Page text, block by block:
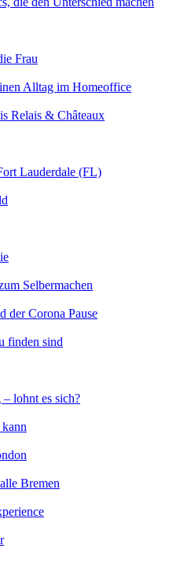
Frau
Alltag im Homeoffice
Relais & Châteaux
Lauderdale (FL)
Selbermachen
der Corona Pause
finden sind
lohnt es sich?
Bremen